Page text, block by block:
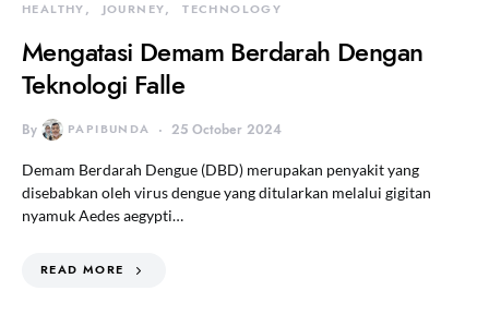
HEALTHY JOURNEY TECHNOLOGY
Mengatasi Demam Berdarah Dengan
Teknologi Falle
By PAPIBUNDA 25 October 2024
Demam Berdarah Dengue (DBD) merupakan penyakit yang
disebabkan oleh virus dengue yang ditularkan melalui gigitan
nyamuk Aedes aegypti…
READ MORE